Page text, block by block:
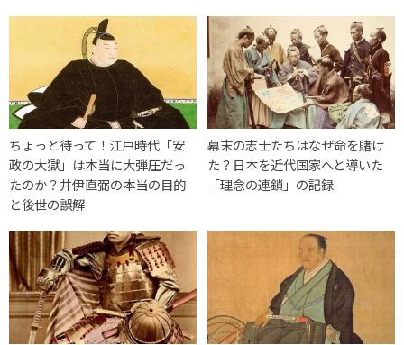
ちょっと待って！江戸時代「安
政の大獄」は本当に大弾圧だっ
たのか？井伊直弼の本当の目的
と後世の誤解
幕末の志士たちはなぜ命を賭け
た？日本を近代国家へと導いた
「理念の連鎖」の記録